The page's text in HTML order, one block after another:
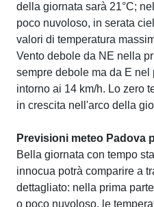
della giornata sarà 21°C;
poco nuvoloso, in serata
valori di temperatura
Vento debole da NE nella
sempre debole ma da E
intorno ai 14 km/h. Lo zero
in crescita nell'arco della
Previsioni meteo Padova
Bella giornata con tempo
innocua potrà comparire a
dettagliato: nella prima
o poco nuvoloso, le